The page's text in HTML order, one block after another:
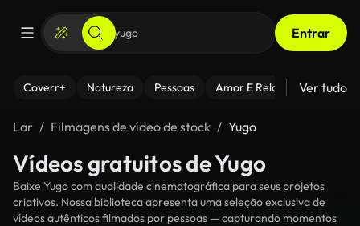
Entrar
Coverr+ Natureza Pessoas Amor E Relacionamentos
Ver tudo
Lar Filmagens de vídeo de stock Yugo
Vídeos gratuitos de Yugo
Baixe Yugo com qualidade cinematográfica para seus projetos
criativos. Nossa biblioteca apresenta uma seleção exclusiva de
vídeos autênticos filmados por pessoas — capturando momentos